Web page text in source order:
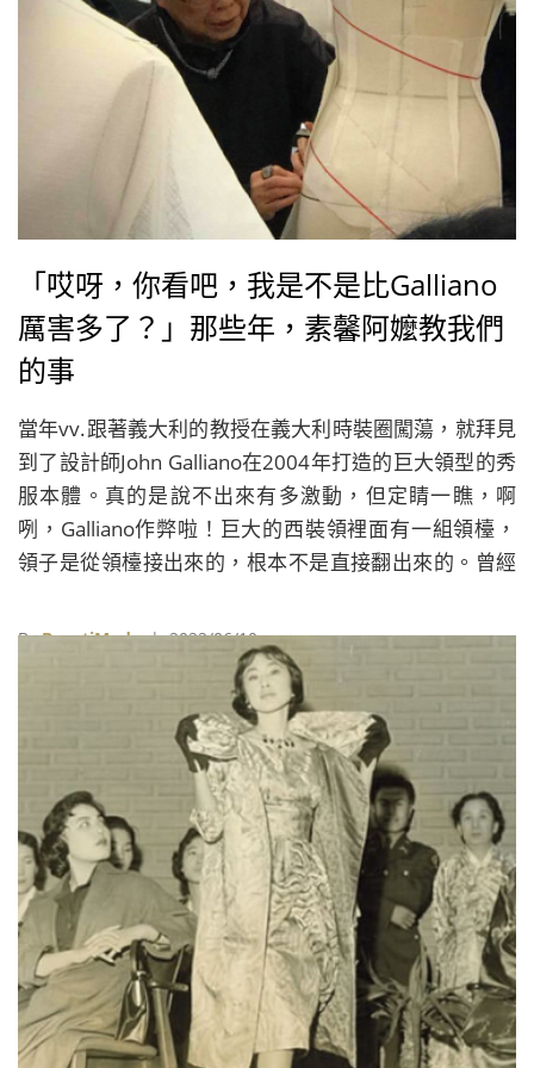
「哎呀，你看吧，我是不是比Galliano
厲害多了？」那些年，素馨阿嬤教我們
的事
當年vv.跟著義大利的教授在義大利時裝圈闖蕩，就拜見
到了設計師John Galliano在2004年打造的巨大領型的秀
服本體。真的是說不出來有多激動，但定睛一瞧，啊
咧，Galliano作弊啦！巨大的西裝領裡面有一組領檯，
領子是從領檯接出來的，根本不是直接翻出來的。曾經
素馨阿嬤開發了一個妙招，讓領片直接一體成形，簡直
ByBeautiMode| 2022/06/10